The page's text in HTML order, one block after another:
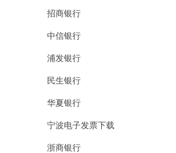
招商银行
中信银行
浦发银行
民生银行
华夏银行
宁波电子发票下载
浙商银行